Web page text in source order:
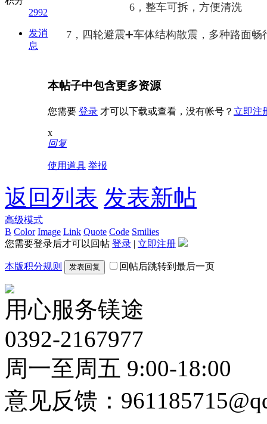
2992
发消
息
6，整‌车可‌拆​，方便​清洗
​7，四‎轮避​震➕车‎体结​构散震‌，多种路‎面畅
本帖子中包含更多资源
您需要 登录 才可以下载或查看，没有帐号？ 立即注
x
回复
使用道具 举报
返回列表 发表新帖
高级模式
B Color Image Link Quote Code Smilies
您需要登录后才可以回帖 登录 | 立即注册
本版积分规则 发表回复 回帖后跳转到最后一页
用心服务镁途
0392-2167977
周一至周五 9:00-18:00
意见反馈：